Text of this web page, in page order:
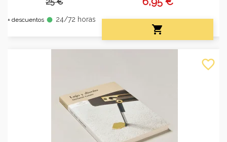
+ descuentos fiber_manual_record 24/72 horas

favorite_border